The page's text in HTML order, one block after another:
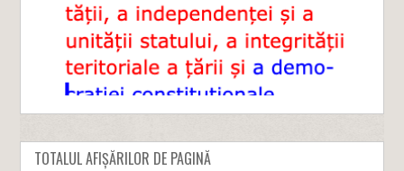
TOTALUL AFIȘĂRILOR DE PAGINĂ